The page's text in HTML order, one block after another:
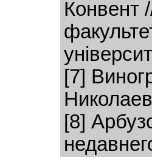
Конвент
[7]
[8]